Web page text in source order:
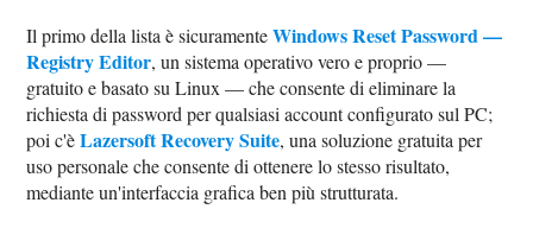
Il primo della lista è sicuramenteWindows Reset Password —
Registry Editor, un sistema operativo vero e proprio —
gratuito e basato su Linux — che consente di eliminare la
richiesta di password per qualsiasi account configurato sul PC;
poi c'èLazersoft Recovery Suite, una soluzione gratuita per
uso personale che consente di ottenere lo stesso risultato,
mediante un'interfaccia grafica ben più strutturata.